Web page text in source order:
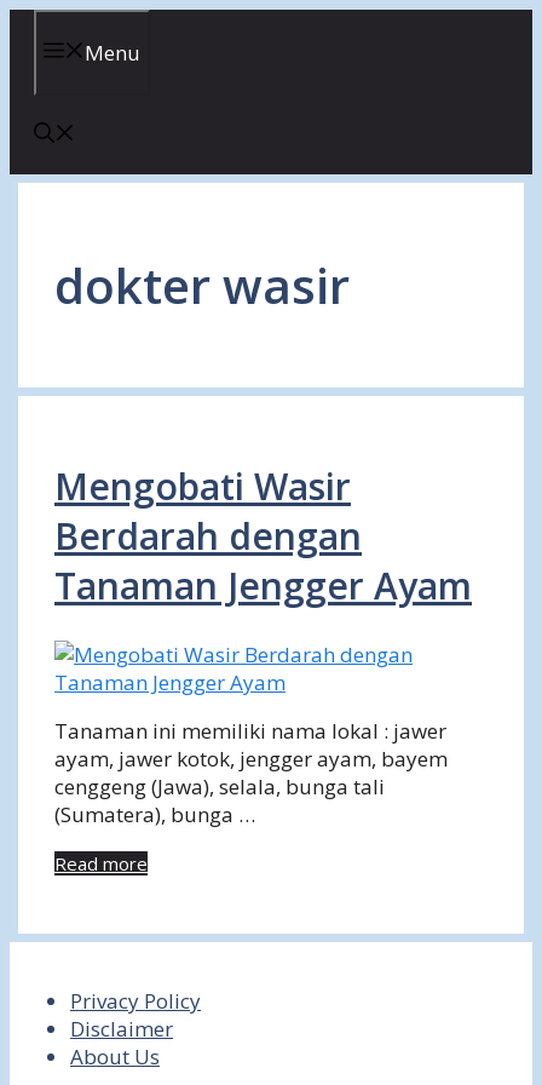
Menu
dokter wasir
Mengobati Wasir
Berdarah dengan
Tanaman Jengger Ayam
Tanaman ini memiliki nama lokal : jawer
ayam, jawer kotok, jengger ayam, bayem
cenggeng (Jawa), selala, bunga tali
(Sumatera), bunga …
Read more
Privacy Policy
Disclaimer
About Us